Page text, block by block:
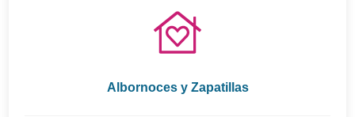
Albornoces y Zapatillas